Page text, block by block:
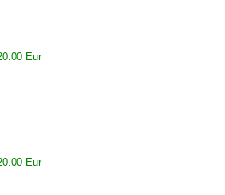
Eur
Eur